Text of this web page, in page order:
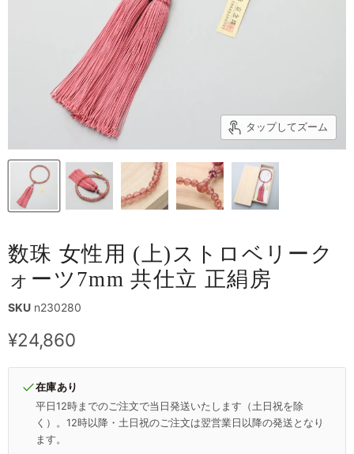
タップしてズーム
数珠 女性用 (上)ストロベリーク
ォーツ7mm 共仕立 正絹房
SKU n230280
現在の価格
¥24,860
在庫あり
平日12時までのご注文で当日発送いたします（土日祝を除
く）。12時以降・土日祝のご注文は翌営業日以降の発送となり
ます。